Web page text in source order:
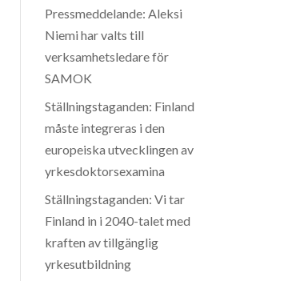
Pressmeddelande: Aleksi
Niemi har valts till
verksamhetsledare för
SAMOK
Ställningstaganden: Finland
måste integreras i den
europeiska utvecklingen av
yrkesdoktorsexamina
Ställningstaganden: Vi tar
Finland in i 2040-talet med
kraften av tillgänglig
yrkesutbildning